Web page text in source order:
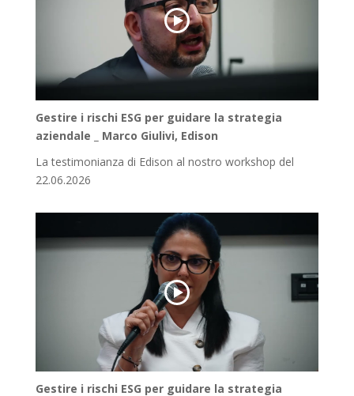
Gestire i rischi ESG per guidare la strategia
aziendale _ Marco Giulivi, Edison
La testimonianza di Edison al nostro workshop del
22.06.2026
Gestire i rischi ESG per guidare la strategia